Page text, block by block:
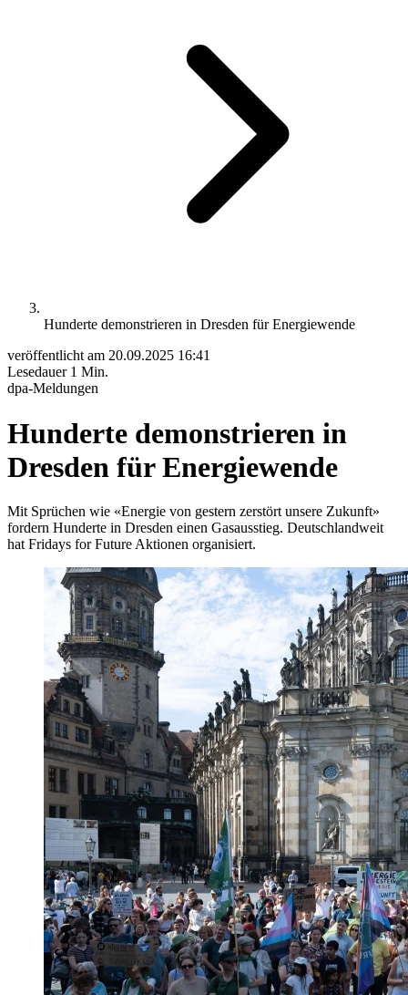
Hunderte demonstrieren in Dresden für Energiewende
veröffentlicht am 20.09.2025 16:41
Lesedauer 1 Min.
dpa-Meldungen
Hunderte demonstrieren in
Dresden für Energiewende
Mit Sprüchen wie «Energie von gestern zerstört unsere Zukunft»
fordern Hunderte in Dresden einen Gasausstieg. Deutschlandweit
hat Fridays for Future Aktionen organisiert.